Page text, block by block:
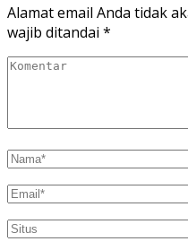
Alamat email Anda tidak
wajib ditandai *